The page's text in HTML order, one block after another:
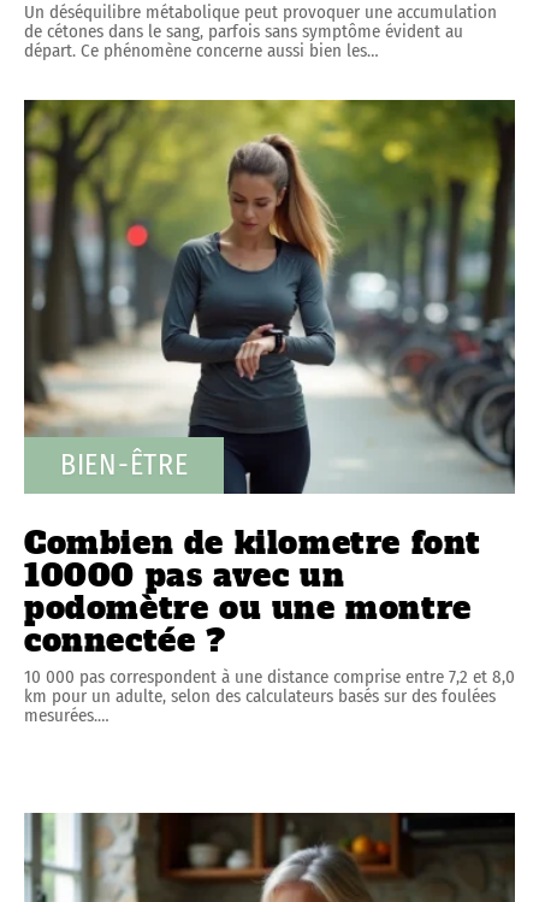
Un déséquilibre métabolique peut provoquer une accumulation
de cétones dans le sang, parfois sans symptôme évident au
départ. Ce phénomène concerne aussi bien les…
BIEN-ÊTRE
Combien de kilometre font
10000 pas avec un
podomètre ou une montre
connectée ?
10 000 pas correspondent à une distance comprise entre 7,2 et 8,0
km pour un adulte, selon des calculateurs basés sur des foulées
mesurées.…